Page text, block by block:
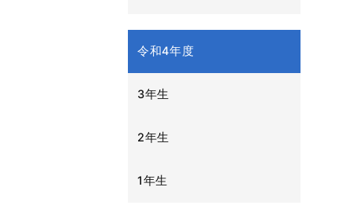
令和4年度
3年生
2年生
1年生